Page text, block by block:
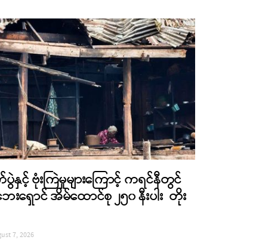
င့် ဗုံးကြဲမှုများကြောင့် ကရင်နီတွင်
းရှောင် အိမ်ထောင်စု ၂၅၀ နီးပါး တိုး
7, 2026